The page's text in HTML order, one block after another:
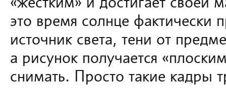
«жестким» и достигает своей
это время солнце фактически
источник света, тени от
а рисунок получается
снимать. Просто такие кадры